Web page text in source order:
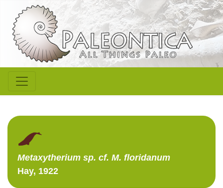
Metaxytherium sp. cf. M. floridanum
Hay, 1922